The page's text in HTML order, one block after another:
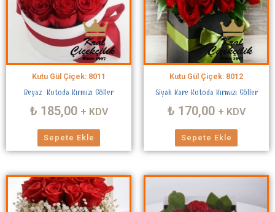
Kutu Gül Çiçek: 8011
Beyaz Kutuda Kırmızı Güller
₺ 185,00 + KDV
Sepete Ekle
Kutu Gül Çiçek: 8012
Siyah Kare Kutuda Kırmızı Güller
₺ 170,00 + KDV
Sepete Ekle